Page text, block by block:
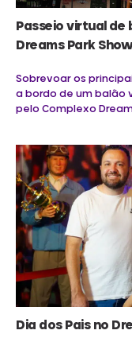
Passeio virtual de
Dreams Park Show
Sobrevoar os
a bordo de um balão
pelo Complexo
Dia dos Pais no